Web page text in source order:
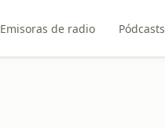
Emisoras de radio Pódcasts